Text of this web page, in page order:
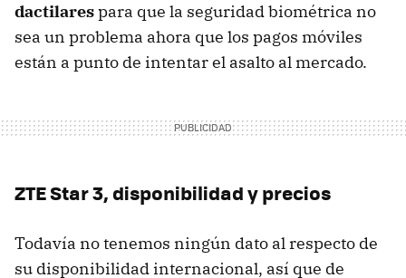
dactilarespara que la seguridad biométrica no
sea un problema ahora que los pagos móviles
están a punto de intentar el asalto al mercado.
ZTE Star 3, disponibilidad y precios
Todavía no tenemos ningún dato al respecto de
su disponibilidad internacional, así que de